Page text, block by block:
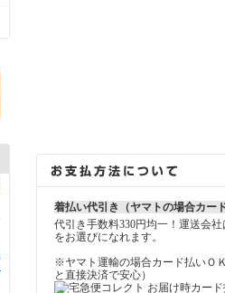
着払い代引き（ヤマトの場合カー
代引き手数料330円均一！運送会
をお選びになれます。
※ヤマト運輸の場合カード払いＯ
と直接決済で安心）